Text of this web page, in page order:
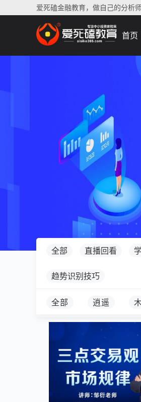
爱死磕金融教育，做自己的分析
首页
全部 直播回看
趋势识别技巧
全部 逍遥